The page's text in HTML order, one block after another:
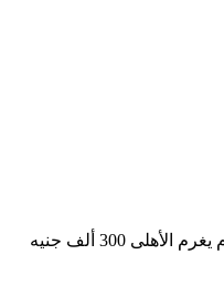
اتحاد كرة القدم يغرم الأهلى 300 ألف جنيه